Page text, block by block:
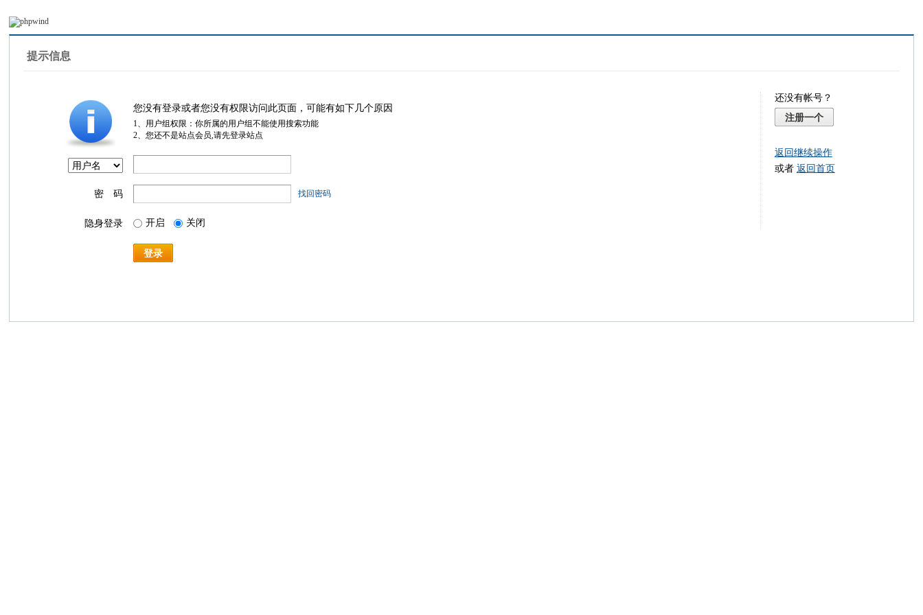
提示信息
您没有登录或者您没有权限访问此页面，可能有如下几个原因
1、用户组权限：你所属的用户组不能使用搜索功能
2、您还不是站点会员,请先登录站点
密 码 找回密码
隐身登录 开启 关闭
登录
还没有帐号？
注册一个
返回继续操作
或者 返回首页